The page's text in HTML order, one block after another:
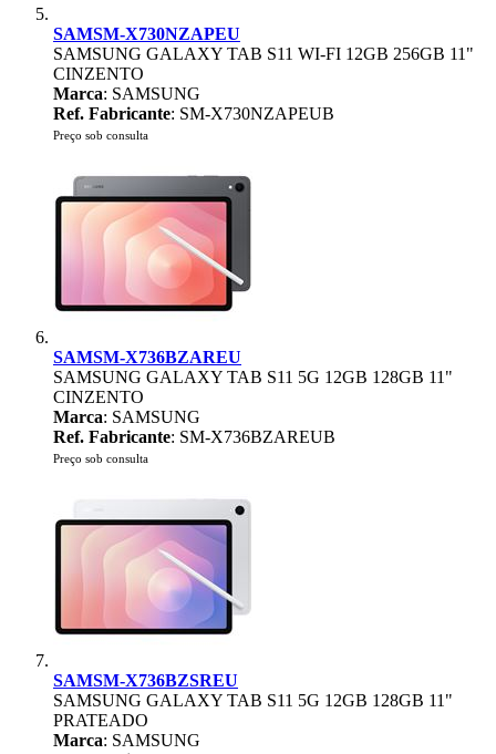
SAMSM-X730NZAPEU
SAMSUNG GALAXY TAB S11 WI-FI 12GB 256GB 11"
CINZENTO
Marca: SAMSUNG
Ref. Fabricante: SM-X730NZAPEUB
Preço sob consulta
SAMSM-X736BZAREU
SAMSUNG GALAXY TAB S11 5G 12GB 128GB 11"
CINZENTO
Marca: SAMSUNG
Ref. Fabricante: SM-X736BZAREUB
Preço sob consulta
SAMSM-X736BZSREU
SAMSUNG GALAXY TAB S11 5G 12GB 128GB 11"
PRATEADO
Marca: SAMSUNG